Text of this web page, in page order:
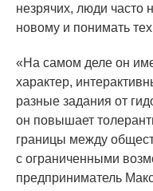
незрячих, люди
новому и понимать
«На самом деле он
характер,
разные задания от
он повышает
границы между
с ограниченными
предприниматель